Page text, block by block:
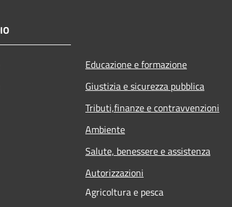
Educazione e formazione
Giustizia e sicurezza pubblica
Tributi,finanze e contravvenzioni
Ambiente
Salute, benessere e assistenza
Autorizzazioni
Agricoltura e pesca